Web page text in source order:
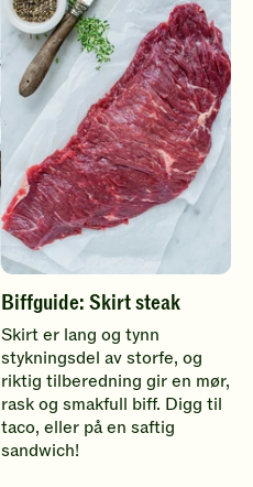
Biffguide: Skirt steak
Skirt er lang og tynn
stykningsdel av storfe, og
riktig tilberedning gir en mør,
rask og smakfull biff. Digg til
taco, eller på en saftig
sandwich!